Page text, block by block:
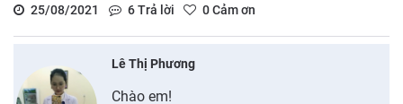
25/08/2021
6Trả lời 0Cảm ơn
Lê Thị Phương
Chào em!